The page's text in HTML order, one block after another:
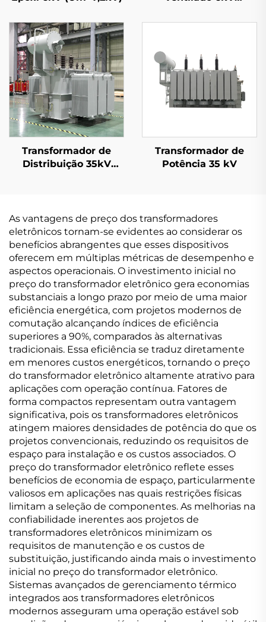
Transformador de
Distribuição 35kV
Transformador de
Potência 35 kV
As vantagens de preço dos transformadores
eletrônicos tornam-se evidentes ao considerar os
benefícios abrangentes que esses dispositivos
oferecem em múltiplas métricas de desempenho e
aspectos operacionais. O investimento inicial no
preço do transformador eletrônico gera economias
substanciais a longo prazo por meio de uma maior
eficiência energética, com projetos modernos de
comutação alcançando índices de eficiência
superiores a 90%, comparados às alternativas
tradicionais. Essa eficiência se traduz diretamente
em menores custos energéticos, tornando o preço
do transformador eletrônico altamente atrativo para
aplicações com operação contínua. Fatores de
forma compactos representam outra vantagem
significativa, pois os transformadores eletrônicos
atingem maiores densidades de potência do que os
projetos convencionais, reduzindo os requisitos de
espaço para instalação e os custos associados. O
preço do transformador eletrônico reflete esses
benefícios de economia de espaço, particularmente
valiosos em aplicações nas quais restrições físicas
limitam a seleção de componentes. As melhorias na
confiabilidade inerentes aos projetos de
transformadores eletrônicos minimizam os
requisitos de manutenção e os custos de
substituição, justificando ainda mais o investimento
inicial no preço do transformador eletrônico.
Sistemas avançados de gerenciamento térmico
integrados aos transformadores eletrônicos
modernos asseguram uma operação estável sob